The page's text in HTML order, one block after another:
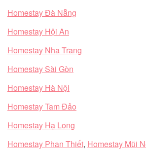
Homestay Đà Nẵng
Homestay Hội An
Homestay Nha Trang
Homestay Sài Gòn
Homestay Hà Nội
Homestay Tam Đảo
Homestay Hạ Long
Homestay Phan Thiết, Homestay Mũi